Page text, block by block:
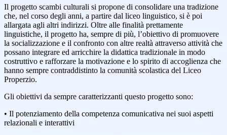
Il progetto scambi culturali si propone di consolidare una tradizione
che, nel corso degli anni, a partire dal liceo linguistico, si è poi
allargata agli altri indirizzi. Oltre alle finalità prettamente
linguistiche, il progetto ha, sempre di più, l’obiettivo di promuovere
la socializzazione e il confronto con altre realtà attraverso attività che
possano integrare ed arricchire la didattica tradizionale in modo
costruttivo e rafforzare la motivazione e lo spirito di accoglienza che
hanno sempre contraddistinto la comunità scolastica del Liceo
Properzio.
Gli obiettivi da sempre caratterizzanti questo progetto sono:
• Il potenziamento della competenza comunicativa nei suoi aspetti
relazionali e interattivi